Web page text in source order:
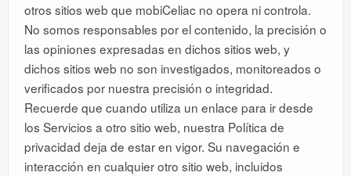
otros sitios web que mobiCeliac no opera ni controla.
No somos responsables por el contenido, la precisión o
las opiniones expresadas en dichos sitios web, y
dichos sitios web no son investigados, monitoreados o
verificados por nuestra precisión o integridad.
Recuerde que cuando utiliza un enlace para ir desde
los Servicios a otro sitio web, nuestra Política de
privacidad deja de estar en vigor. Su navegación e
interacción en cualquier otro sitio web, incluidos